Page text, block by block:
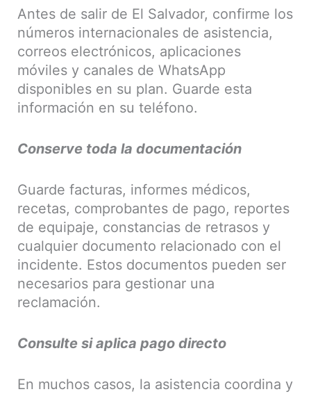
Antes de salir de El Salvador, confirme los
números internacionales de asistencia,
correos electrónicos, aplicaciones
móviles y canales de WhatsApp
disponibles en su plan. Guarde esta
información en su teléfono.
Conserve toda la documentación
Guarde facturas, informes médicos,
recetas, comprobantes de pago, reportes
de equipaje, constancias de retrasos y
cualquier documento relacionado con el
incidente. Estos documentos pueden ser
necesarios para gestionar una
reclamación.
Consulte si aplica pago directo
En muchos casos, la asistencia coordina y